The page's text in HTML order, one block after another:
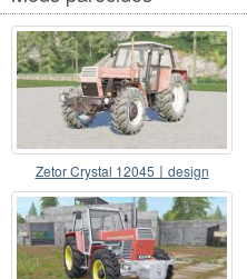
Zetor Crystal 12045〡design
escolha